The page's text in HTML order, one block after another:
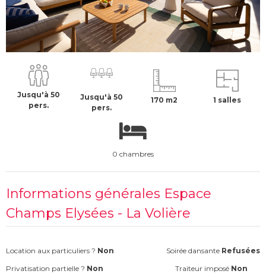
75008 -Paris À partir de :
1600 €H.T
Jusqu'à 50
pers.
Jusqu'à 50
pers.
170 m2 1 salles
0 chambres
Informations générales Espace
Champs Elysées - La Volière
Location aux particuliers ? Non Soirée dansante Refusées
Privatisation partielle ? Non Traiteur imposé Non